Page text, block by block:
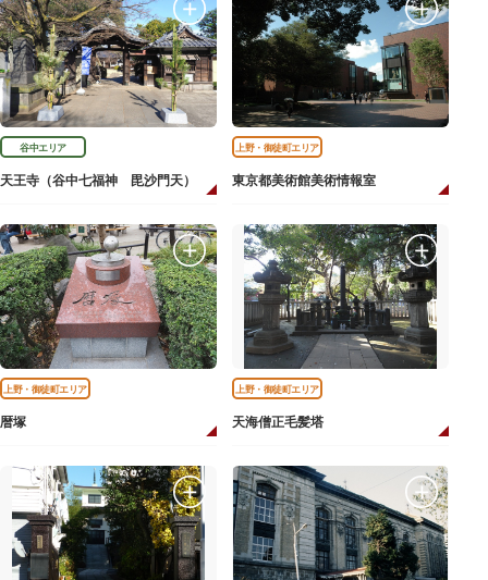
谷中エリア
天王寺（谷中七福神 毘沙門天）
上野・御徒町エリア
東京都美術館美術情報室
上野・御徒町エリア
暦塚
上野・御徒町エリア
天海僧正毛髪塔